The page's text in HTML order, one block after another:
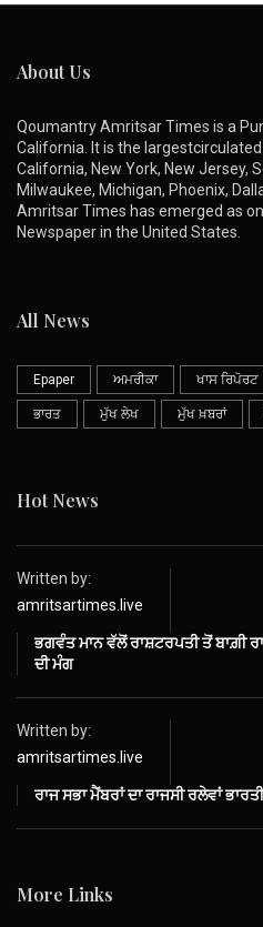
About Us
Qoumantry Amritsar Times is a
California. It is the
California, New York, New Jersey,
Milwaukee, Michigan, Phoenix,
Amritsar Times has emerged as
Newspaper in the United States.
All News
Epaper ਅਮਰੀਕਾ ਖਾਸ ਰਿਪੋਰਟ
ਭਾਰਤ ਮੁੱਖ ਲੇਖ ਮੁੱਖ ਖ਼ਬਰਾਂ
Hot News
Written by:
amritsartimes.live
ਭਗਵੰਤ ਮਾਨ ਵੱਲੋਂ ਰਾਸ਼ਟਰਪਤੀ ਤੋਂ ਬਾਗ਼ੀ
ਦੀ ਮੰਗ
Written by:
amritsartimes.live
ਰਾਜ ਸਭਾ ਮੈਂਬਰਾਂ ਦਾ ਰਾਜਸੀ ਰਲੇਵਾਂ
More Links